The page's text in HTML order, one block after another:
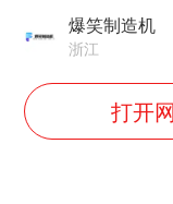
爆笑制造机
浙江
打开